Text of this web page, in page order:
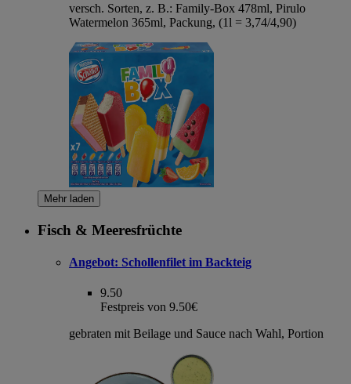
versch. Sorten, z. B.: Family-Box 478ml, Pirulo
Watermelon 365ml, Packung, (1l = 3,74/4,90)
Mehr laden
Fisch & Meeresfrüchte
Angebot: Schollenfilet im Backteig
9.50
Festpreis von 9.50€
gebraten mit Beilage und Sauce nach Wahl, Portion